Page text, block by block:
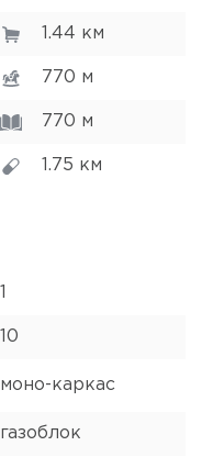
1.44 км
770 м
770 м
1.75 км
10
моно-каркас
газоблок